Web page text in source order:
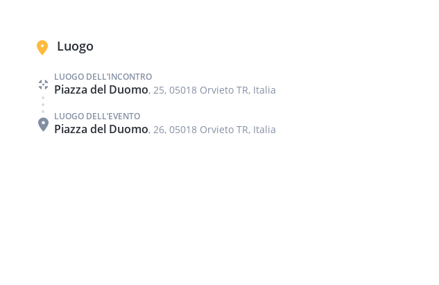
Luogo
LUOGO DELL’INCONTRO
Piazza del Duomo, 25, 05018 Orvieto TR, Italia
LUOGO DELL’EVENTO
Piazza del Duomo, 26, 05018 Orvieto TR, Italia